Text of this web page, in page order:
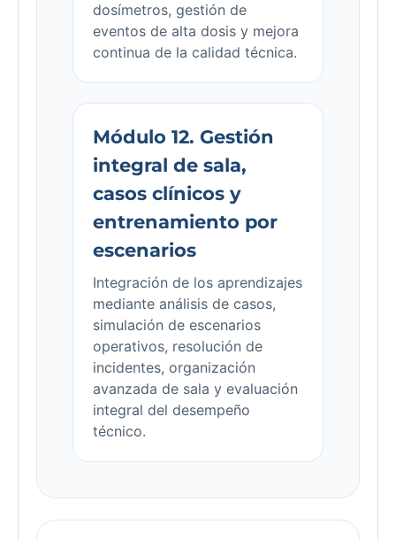
dosímetros, gestión de
eventos de alta dosis y mejora
continua de la calidad técnica.
Módulo 12. Gestión
integral de sala,
casos clínicos y
entrenamiento por
escenarios
Integración de los aprendizajes
mediante análisis de casos,
simulación de escenarios
operativos, resolución de
incidentes, organización
avanzada de sala y evaluación
integral del desempeño
técnico.